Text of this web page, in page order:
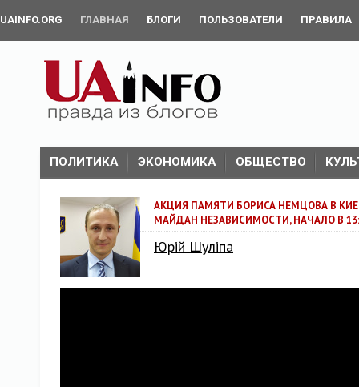
UAINFO.ORG ГЛАВНАЯ БЛОГИ ПОЛЬЗОВАТЕЛИ ПРАВИЛА
ПОЛИТИКА ЭКОНОМИКА ОБЩЕСТВО
АКЦИЯ ПАМЯТИ БОРИСА НЕМЦОВА В
МАЙДАН НЕЗАВИСИМОСТИ, НАЧАЛО В
Юрій Шуліпа